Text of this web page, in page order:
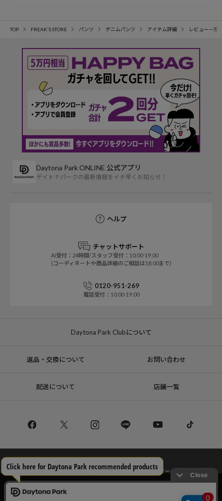
TOP FREAK'S STORE パンツ デニムパンツ アイテム詳細 レビュー一覧
Daytona Park ONLINE 公式アプリ
デイトナパークの最新情報をイチ早くお知らせ！
ヘルプ
チャットサポート
AI受付：24時間/スタッフ受付：10:00-19:00
(コーディネートや商品詳細のご相談は18:00まで)
0120-951-269
電話受付：10:00-19:00
Daytona Park Clubについて
返品・交換について お問い合わせ
配送について 店舗一覧
コーポレートサイト リクルート
サステナブルマークについて
プライバシーポリシー
特定商取引法・古物営業法に基づく表記
当サイトでは利用体験の向上およびコンテンツの最適な提供、トラフィック
の分析を目的としてCookieを使用しています。